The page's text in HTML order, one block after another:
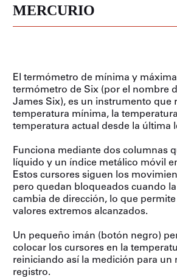
MERCURIO
El termómetro de mínima y
termómetro de Six (por el nombre
James Six), es un instrumento que
temperatura mínima, la
temperatura actual desde la última
Funciona mediante dos columnas
líquido y un índice metálico móvil
Estos cursores siguen los
pero quedan bloqueados cuando
cambia de dirección, lo que
valores extremos alcanzados.
Un pequeño imán (botón negro)
colocar los cursores en la
reiniciando así la medición para un
registro.